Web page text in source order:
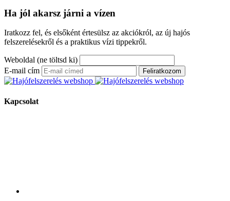
Ha jól akarsz járni a vízen
Iratkozz fel, és elsőként értesülsz az akciókról, az új hajós
felszerelésekről és a praktikus vízi tippekről.
Weboldal (ne töltsd ki)
E-mail cím
Feliratkozom
Kapcsolat